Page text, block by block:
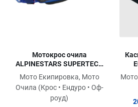
Мотокрос очила
ALPINESTARS SUPERTECH
VESTA BL/WH/CLR
Мото Екипировка, Мото
Очила (Крос • Ендуро • Оф-
роуд)